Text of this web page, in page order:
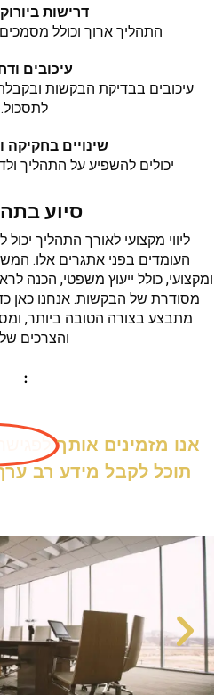
דרישות
התהליך ארוך וכולל
עיכובים
עיכובים בבדיקת הבקשות ובקבלת
לתסכול.
שינויים בחקיקה
יכולים להשפיע על התהליך
סיוע
ליווי מקצועי לאורך התהליך
העומדים בפני אתגרים אלו.
ומקצועי, כולל ייעוץ משפטי, הכנה
מסודרת של הבקשות. אנחנו כאן
מתבצע בצורה הטובה ביותר,
והצרכים
:
אנו מזמינים אותך
תוכל לקבל מידע רב